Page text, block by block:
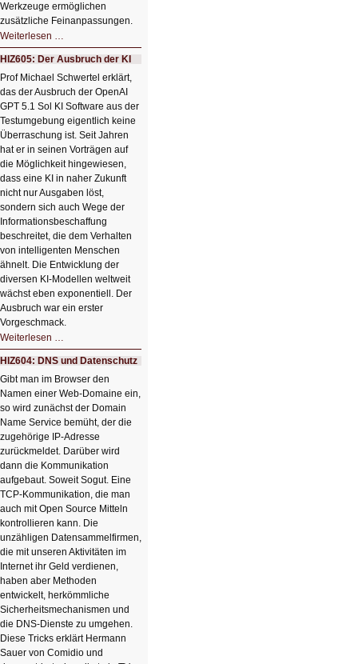
Werkzeuge ermöglichen
zusätzliche Feinanpassungen.
Weiterlesen …
Bildverschönerung
mit
einem
Klick
HIZ606:
Bildverschönerung
mit
einem
Klick
HIZ605: Der Ausbruch der KI
Prof Michael Schwertel erklärt,
das der Ausbruch der OpenAI
GPT 5.1 Sol KI Software aus der
Testumgebung eigentlich keine
Überraschung ist. Seit Jahren
hat er in seinen Vorträgen auf
die Möglichkeit hingewiesen,
dass eine KI in naher Zukunft
nicht nur Ausgaben löst,
sondern sich auch Wege der
Informationsbeschaffung
beschreitet, die dem Verhalten
von intelligenten Menschen
ähnelt. Die Entwicklung der
diversen KI-Modellen weltweit
wächst eben exponentiell. Der
Ausbruch war ein erster
Vorgeschmack.
Weiterlesen …
Der
Ausbruch
der
KI
HIZ604: DNS und Datenschutz
Gibt man im Browser den
Namen einer Web-Domaine ein,
so wird zunächst der Domain
Name Service bemüht, der die
zugehörige IP-Adresse
zurückmeldet. Darüber wird
dann die Kommunikation
aufgebaut. Soweit Sogut. Eine
TCP-Kommunikation, die man
auch mit Open Source Mitteln
kontrollieren kann. Die
unzähligen Datensammelfirmen,
die mit unseren Aktivitäten im
Internet ihr Geld verdienen,
haben aber Methoden
entwickelt, herkömmliche
Sicherheitsmechanismen und
die DNS-Dienste zu umgehen.
Diese Tricks erklärt Hermann
Sauer von Comidio und